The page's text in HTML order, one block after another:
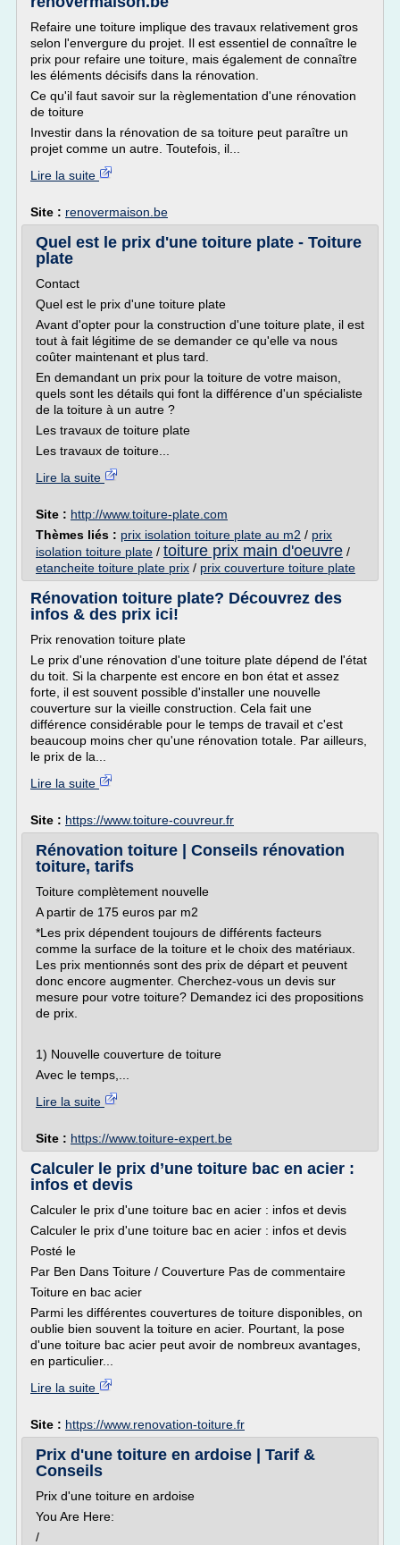
Refaire une toiture implique des travaux relativement gros
selon l'envergure du projet. Il est essentiel de connaître le
prix pour refaire une toiture, mais également de connaître
les éléments décisifs dans la rénovation.
Ce qu'il faut savoir sur la règlementation d'une rénovation
de toiture
Investir dans la rénovation de sa toiture peut paraître un
projet comme un autre. Toutefois, il...
Lire la suite
Site : renovermaison.be
Quel est le prix d'une toiture plate - Toiture
plate
Contact
Quel est le prix d'une toiture plate
Avant d'opter pour la construction d'une toiture plate, il est
tout à fait légitime de se demander ce qu'elle va nous
coûter maintenant et plus tard.
En demandant un prix pour la toiture de votre maison,
quels sont les détails qui font la différence d'un spécialiste
de la toiture à un autre ?
Les travaux de toiture plate
Les travaux de toiture...
Lire la suite
Site : http://www.toiture-plate.com
Thèmes liés : prix isolation toiture plate au m2 / prix
isolation toiture plate / toiture prix main d'oeuvre /
etancheite toiture plate prix / prix couverture toiture plate
Rénovation toiture plate? Découvrez des
infos & des prix ici!
Prix renovation toiture plate
Le prix d'une rénovation d'une toiture plate dépend de l'état
du toit. Si la charpente est encore en bon état et assez
forte, il est souvent possible d'installer une nouvelle
couverture sur la vieille construction. Cela fait une
différence considérable pour le temps de travail et c'est
beaucoup moins cher qu'une rénovation totale. Par ailleurs,
le prix de la...
Lire la suite
Site : https://www.toiture-couvreur.fr
Rénovation toiture | Conseils rénovation
toiture, tarifs
Toiture complètement nouvelle
A partir de 175 euros par m2
*Les prix dépendent toujours de différents facteurs
comme la surface de la toiture et le choix des matériaux.
Les prix mentionnés sont des prix de départ et peuvent
donc encore augmenter. Cherchez-vous un devis sur
mesure pour votre toiture? Demandez ici des propositions
de prix.
1) Nouvelle couverture de toiture
Avec le temps,...
Lire la suite
Site : https://www.toiture-expert.be
Calculer le prix d’une toiture bac en acier :
infos et devis
Calculer le prix d'une toiture bac en acier : infos et devis
Calculer le prix d'une toiture bac en acier : infos et devis
Posté le
Par Ben Dans Toiture / Couverture Pas de commentaire
Toiture en bac acier
Parmi les différentes couvertures de toiture disponibles, on
oublie bien souvent la toiture en acier. Pourtant, la pose
d'une toiture bac acier peut avoir de nombreux avantages,
en particulier...
Lire la suite
Site : https://www.renovation-toiture.fr
Prix d'une toiture en ardoise | Tarif &
Conseils
Prix d'une toiture en ardoise
You Are Here:
/